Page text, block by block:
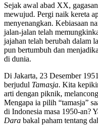
Sejak awal abad XX,
mewujud. Pergi naik kereta
menyenangkan. Kebiasaan
jalan-jalan telah
jajahan telah berubah dalam
pun bertumbuh dan
di dunia.
Di Jakarta, 23 Desember
berjudul Tamasja. Kita
arti dengan piknik,
Mengapa ia pilih “tamasja”
di Indonesia masa 1950-an?
Dara bakal paham tentang